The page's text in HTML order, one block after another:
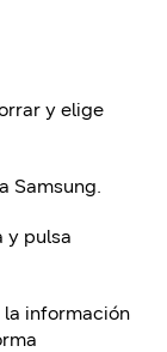
y elige
Samsung.
y pulsa
información